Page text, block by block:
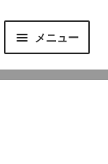
メニュー